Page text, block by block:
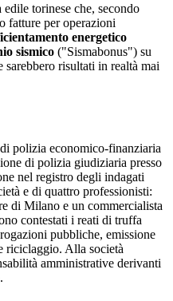
torinese che, secondo
fatture per operazioni
energetico
sismico ("Sismabonus") su
risultati in realtà mai
polizia economico-finanziaria
di polizia giudiziaria presso
nel registro degli indagati
e di quattro professionisti:
di Milano e un commercialista
contestati i reati di truffa
pubbliche, emissione
riciclaggio. Alla società
amministrative derivanti